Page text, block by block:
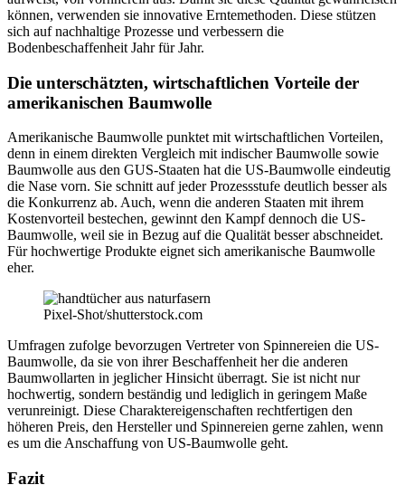
können, verwenden sie innovative Erntemethoden. Diese stützen
sich auf nachhaltige Prozesse und verbessern die
Bodenbeschaffenheit Jahr für Jahr.
Die unterschätzten, wirtschaftlichen Vorteile der
amerikanischen Baumwolle
Amerikanische Baumwolle punktet mit wirtschaftlichen Vorteilen,
denn in einem direkten Vergleich mit indischer Baumwolle sowie
Baumwolle aus den GUS-Staaten hat die US-Baumwolle eindeutig
die Nase vorn. Sie schnitt auf jeder Prozessstufe deutlich besser als
die Konkurrenz ab. Auch, wenn die anderen Staaten mit ihrem
Kostenvorteil bestechen, gewinnt den Kampf dennoch die US-
Baumwolle, weil sie in Bezug auf die Qualität besser abschneidet.
Für hochwertige Produkte eignet sich amerikanische Baumwolle
eher.
Pixel-Shot/shutterstock.com
Umfragen zufolge bevorzugen Vertreter von Spinnereien die US-
Baumwolle, da sie von ihrer Beschaffenheit her die anderen
Baumwollarten in jeglicher Hinsicht überragt. Sie ist nicht nur
hochwertig, sondern beständig und lediglich in geringem Maße
verunreinigt. Diese Charaktereigenschaften rechtfertigen den
höheren Preis, den Hersteller und Spinnereien gerne zahlen, wenn
es um die Anschaffung von US-Baumwolle geht.
Fazit